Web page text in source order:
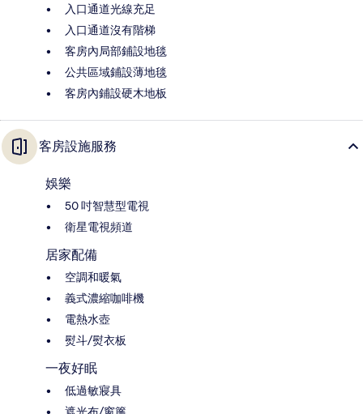
入口通道光線充足
入口通道沒有階梯
客房內局部鋪設地毯
公共區域鋪設薄地毯
客房內鋪設硬木地板
客房設施服務
娛樂
50 吋智慧型電視
衛星電視頻道
居家配備
空調和暖氣
義式濃縮咖啡機
電熱水壺
熨斗/熨衣板
一夜好眠
低過敏寢具